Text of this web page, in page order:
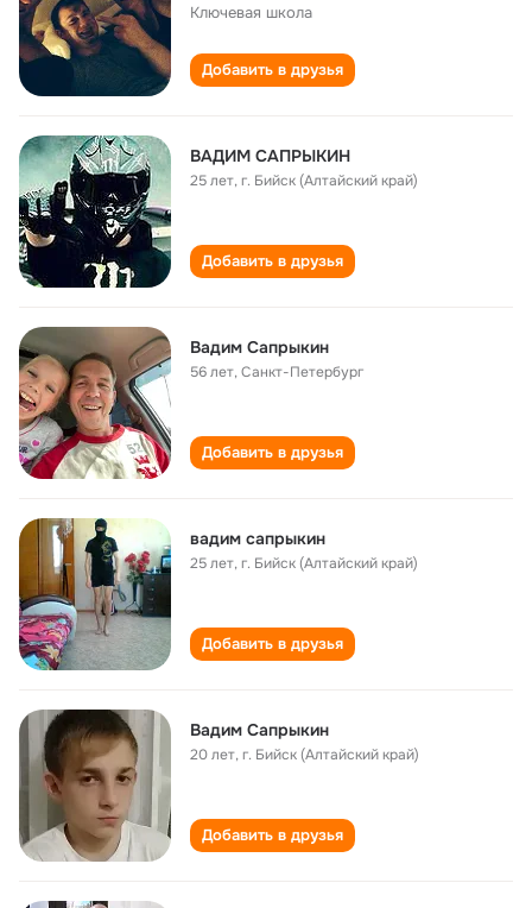
Ключевая школа
Добавить в друзья
ВАДИМ САПРЫКИН
25 лет,г. Бийск (Алтайский край)
Добавить в друзья
Вадим Сапрыкин
56 лет,Санкт-Петербург
Добавить в друзья
вадим сапрыкин
25 лет,г. Бийск (Алтайский край)
Добавить в друзья
Вадим Сапрыкин
20 лет,г. Бийск (Алтайский край)
Добавить в друзья